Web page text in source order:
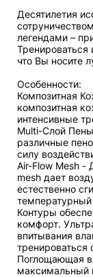
Десятилетия
легендами –
Тренироваться
что Вы носите
Особенности:
Композитная
композитная
интенсивные
Multi-Слой Пены
различные
силу
Air-Flow Mesh -
mesh дает
естественно
температурный
Контуры
комфорт.
впитывания
тренироваться
Поглощающая
максимальный